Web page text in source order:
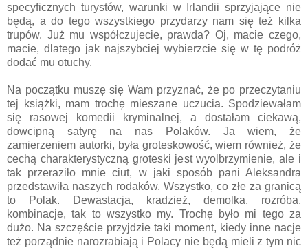
specyficznych turystów, warunki w Irlandii sprzyjające nie
będą, a do tego wszystkiego przydarzy nam się też kilka
trupów. Już mu współczujecie, prawda? Oj, macie czego,
macie, dlatego jak najszybciej wybierzcie się w tę podróż
dodać mu otuchy.
Na początku muszę się Wam przyznać, że po przeczytaniu
tej książki, mam trochę mieszane uczucia. Spodziewałam
się rasowej komedii kryminalnej, a dostałam ciekawą,
dowcipną satyrę na nas Polaków. Ja wiem, że
zamierzeniem autorki, była groteskowość, wiem również, że
cechą charakterystyczną groteski jest wyolbrzymienie, ale i
tak przeraziło mnie ciut, w jaki sposób pani Aleksandra
przedstawiła naszych rodaków. Wszystko, co złe za granicą
to Polak. Dewastacja, kradzież, demolka, rozróba,
kombinacje, tak to wszystko my. Trochę było mi tego za
dużo. Na szczęście przyjdzie taki moment, kiedy inne nacje
też porządnie narozrabiają i Polacy nie będą mieli z tym nic